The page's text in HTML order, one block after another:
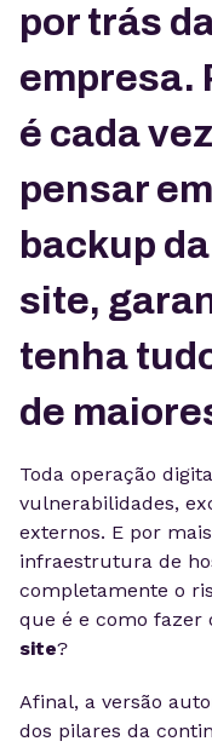
por trás
empresa.
é cada
pensar
backup
site,
tenha
de
Toda operação
vulnerabilidades,
externos. E por
infraestrutura de
completamente o
que é e como fazer
site?
Afinal, a versão
dos pilares da